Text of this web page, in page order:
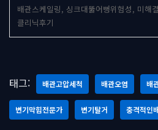
배관스케일링, 싱크대뚫어뻥위험성, 미해
클리닉후기
태그: 배관고압세척 배관오염 배
변기막힘전문가 변기탈거 충격적인